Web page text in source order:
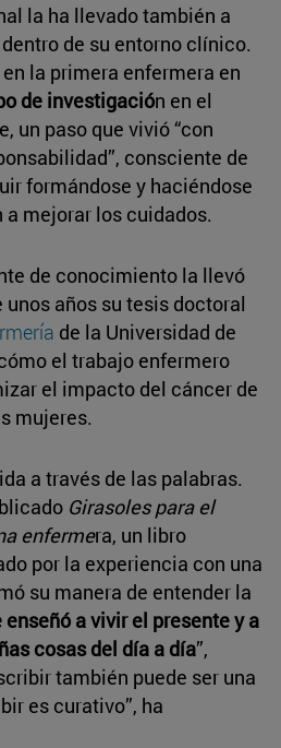
la ha llevado también a
de su entorno clínico.
la primera enfermera en
de investigación en el
un paso que vivió “con
consciente de
formándose y haciéndose
a mejorar los cuidados.
de conocimiento la llevó
años su tesis doctoral
de la Universidad de
el trabajo enfermero
el impacto del cáncer de
mujeres.
a través de las palabras.
Girasoles para el
enfermera, un libro
por la experiencia con una
su manera de entender la
enseñó a vivir el presente y a
cosas del día a día”,
también puede ser una
es curativo”, ha